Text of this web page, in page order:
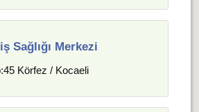
Sağlığı Merkezi
Körfez / Kocaeli